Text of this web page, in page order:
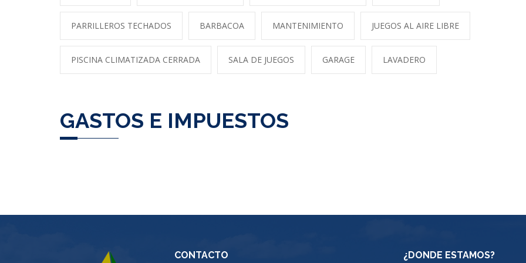
PARRILLEROS TECHADOS BARBACOA MANTENIMIENTO JUEGOS AL AIRE LIBRE
PISCINA CLIMATIZADA CERRADA SALA DE JUEGOS GARAGE LAVADERO
GASTOS E IMPUESTOS
CONTACTO ¿DONDE ESTAMOS?